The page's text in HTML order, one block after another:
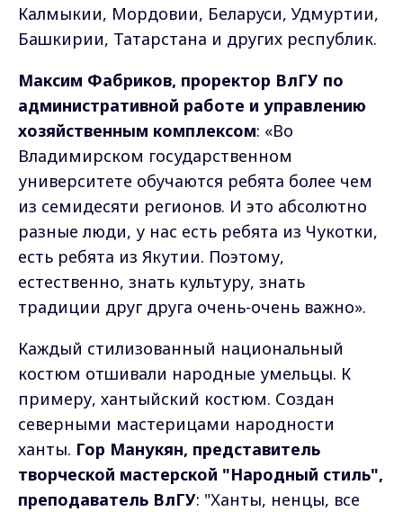
Калмыкии, Мордовии, Беларуси, Удмуртии,
Башкирии, Татарстана и других республик.
Максим Фабриков, проректор ВлГУ по
административной работе и управлению
хозяйственным комплексом: «Во
Владимирском государственном
университете обучаются ребята более чем
из семидесяти регионов. И это абсолютно
разные люди, у нас есть ребята из Чукотки,
есть ребята из Якутии. Поэтому,
естественно, знать культуру, знать
традиции друг друга очень-очень важно».
Каждый стилизованный национальный
костюм отшивали народные умельцы. К
примеру, хантыйский костюм. Создан
северными мастерицами народности
ханты. Гор Манукян, представитель
творческой мастерской "Народный стиль",
преподаватель ВлГУ: "Ханты, ненцы, все